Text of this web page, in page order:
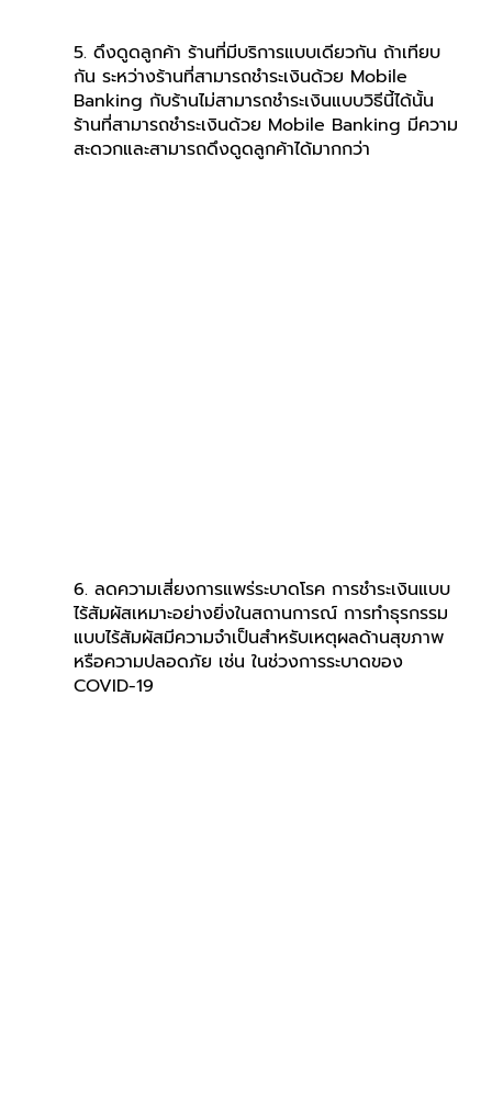
5. ดึงดูดลูกค้า ร้านที่มีบริการแบบเดียวกัน ถ้าเทียบ
กัน ระหว่างร้านที่สามารถชำระเงินด้วย Mobile
Banking กับร้านไม่สามารถชำระเงินแบบวิธีนี้ได้นั้น
ร้านที่สามารถชำระเงินด้วย Mobile Banking มีความ
สะดวกและสามารถดึงดูดลูกค้าได้มากกว่า
6. ลดความเสี่ยงการแพร่ระบาดโรค การชำระเงินแบบ
ไร้สัมผัสเหมาะอย่างยิ่งในสถานการณ์ การทำธุรกรรม
แบบไร้สัมผัสมีความจำเป็นสำหรับเหตุผลด้านสุขภาพ
หรือความปลอดภัย เช่น ในช่วงการระบาดของ
COVID-19